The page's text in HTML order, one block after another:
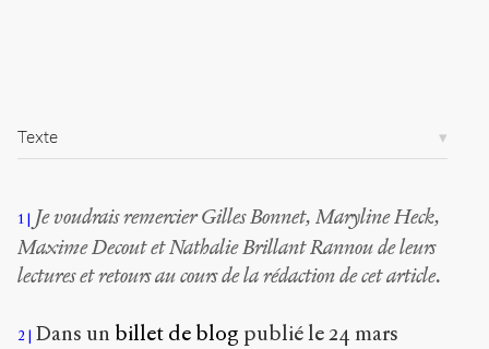
4
référence
Copier la
référence
Texte
1
Je voudrais remercier Gilles Bonnet, Maryline Heck,
Maxime Decout et Nathalie Brillant Rannou de leurs
lectures et retours au cours de la rédaction de cet article.
2 Dans un billet de blog publié le 24 mars